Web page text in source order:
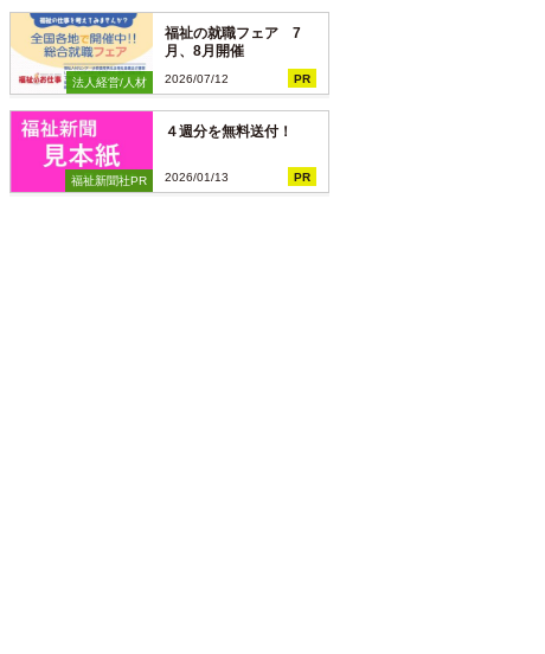
法人経営/人材
福祉の就職フェア 7
月、8月開催
2026/07/12 PR
福祉新聞社PR
４週分を無料送付！
2026/01/13 PR